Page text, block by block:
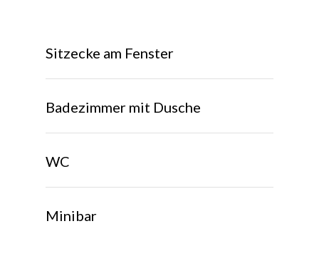
Sitzecke am Fenster
Badezimmer mit Dusche
WC
Minibar